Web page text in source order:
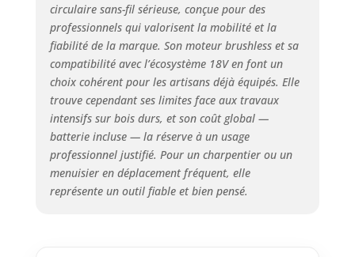
circulaire sans-fil sérieuse, conçue pour des
professionnels qui valorisent la mobilité et la
fiabilité de la marque. Son moteur brushless et sa
compatibilité avec l’écosystème 18V en font un
choix cohérent pour les artisans déjà équipés. Elle
trouve cependant ses limites face aux travaux
intensifs sur bois durs, et son coût global —
batterie incluse — la réserve à un usage
professionnel justifié. Pour un charpentier ou un
menuisier en déplacement fréquent, elle
représente un outil fiable et bien pensé.